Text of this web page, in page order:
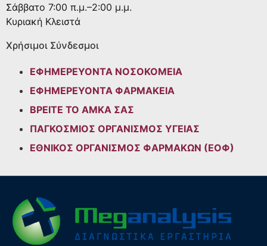
Σάββατο 7:00 π.μ.–2:00 μ.μ.
Κυριακή Κλειστά
Χρήσιμοι Σύνδεσμοι
ΕΦΗΜΕΡΕΥΟΝΤΑ ΝΟΣΟΚΟΜΕΙΑ
ΕΦΗΜΕΡΕΥΟΝΤΑ ΦΑΡΜΑΚΕΙΑ
ΒΡΕΙΤΕ ΤΟ ΑΜΚΑ ΣΑΣ
ΠΑΓΚΟΣΜΙΟΣ ΟΡΓΑΝΙΣΜΟΣ ΥΓΕΙΑΣ
ΕΘΝΙΚΟΣ ΟΡΓΑΝΙΣΜΟΣ ΦΑΡΜΑΚΩΝ (ΕΟΦ)